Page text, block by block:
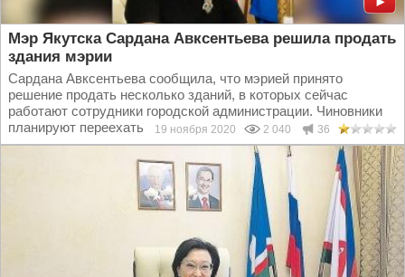
Мэр Якутска Сардана Авксентьева решила продать
здания мэрии
Сардана Авксентьева сообщила, что мэрией принято
решение продать несколько зданий, в которых сейчас
работают сотрудники городской администрации. Чиновники
планируют переехать в помещение поменьше и без...
19 ноября 2020 2 040 36